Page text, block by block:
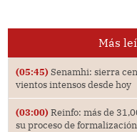
Más
(05:45) Senamhi: sierra
vientos intensos desde hoy
(03:00) Reinfo: más de
su proceso de formalización